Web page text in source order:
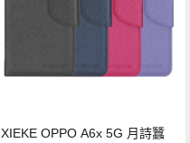
XIEKE OPPO A6x 5G 月詩蠶